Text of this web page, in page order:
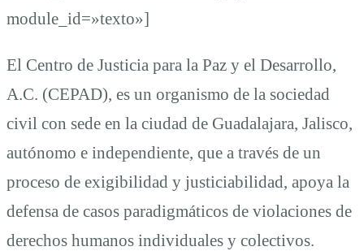
module_id=»texto»]
El Centro de Justicia para la Paz y el Desarrollo,
A.C. (CEPAD), es un organismo de la sociedad
civil con sede en la ciudad de Guadalajara, Jalisco,
autónomo e independiente, que a través de un
proceso de exigibilidad y justiciabilidad, apoya la
defensa de casos paradigmáticos de violaciones de
derechos humanos individuales y colectivos.